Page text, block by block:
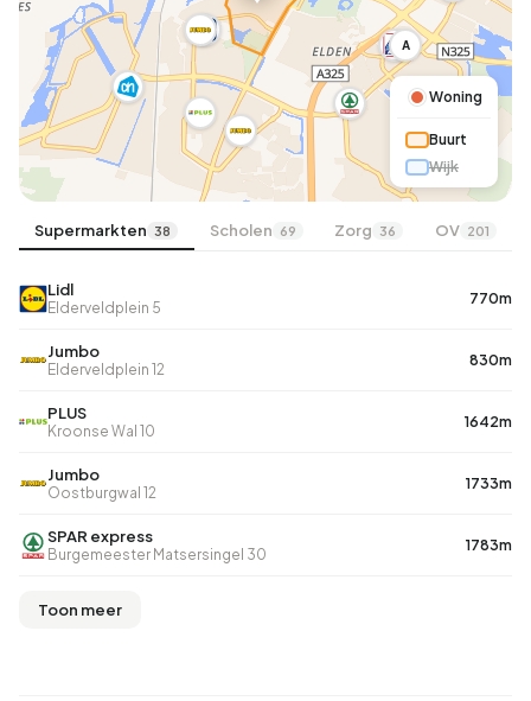
A
Woning
Buurt
Wijk
Supermarkten 38 Scholen 69 Zorg 36 OV 201
Lidl
Elderveldplein 5
770m
Jumbo
Elderveldplein 12
830m
PLUS
Kroonse Wal 10
1642m
Jumbo
Oostburgwal 12
1733m
SPAR express
Burgemeester Matsersingel 30
1783m
Toon meer